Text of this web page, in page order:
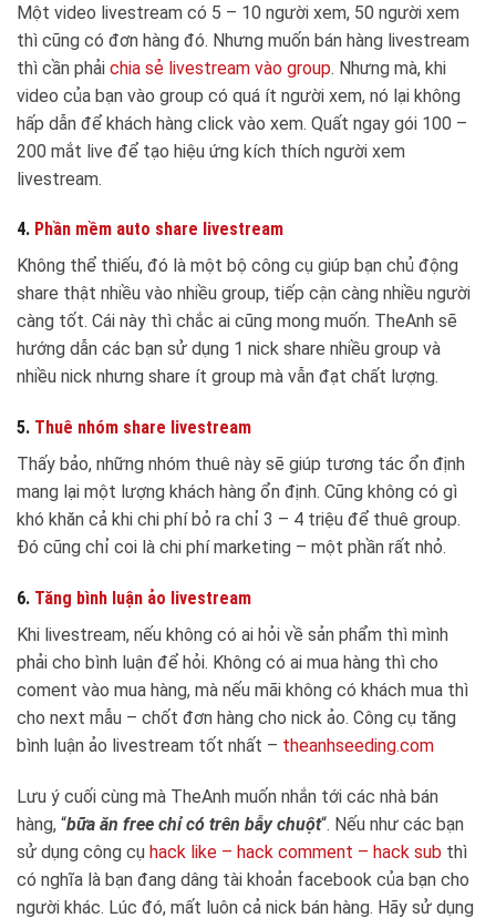
Một video livestream có 5 – 10 người xem, 50 người xem
thì cũng có đơn hàng đó. Nhưng muốn bán hàng livestream
thì cần phải chia sẻ livestream vào group. Nhưng mà, khi
video của bạn vào group có quá ít người xem, nó lại không
hấp dẫn để khách hàng click vào xem. Quất ngay gói 100 –
200 mắt live để tạo hiệu ứng kích thích người xem
livestream.
4. Phần mềm auto share livestream
Không thể thiếu, đó là một bộ công cụ giúp bạn chủ động
share thật nhiều vào nhiều group, tiếp cận càng nhiều người
càng tốt. Cái này thì chắc ai cũng mong muốn. TheAnh sẽ
hướng dẫn các bạn sử dụng 1 nick share nhiều group và
nhiều nick nhưng share ít group mà vẫn đạt chất lượng.
5. Thuê nhóm share livestream
Thấy bảo, những nhóm thuê này sẽ giúp tương tác ổn định
mang lại một lượng khách hàng ổn định. Cũng không có gì
khó khăn cả khi chi phí bỏ ra chỉ 3 – 4 triệu để thuê group.
Đó cũng chỉ coi là chi phí marketing – một phần rất nhỏ.
6. Tăng bình luận ảo livestream
Khi livestream, nếu không có ai hỏi về sản phẩm thì mình
phải cho bình luận để hỏi. Không có ai mua hàng thì cho
coment vào mua hàng, mà nếu mãi không có khách mua thì
cho next mẫu – chốt đơn hàng cho nick ảo. Công cụ tăng
bình luận ảo livestream tốt nhất – theanhseeding.com
Lưu ý cuối cùng mà TheAnh muốn nhắn tới các nhà bán
hàng, “bữa ăn free chỉ có trên bẫy chuột“. Nếu như các bạn
sử dụng công cụ hack like – hack comment – hack sub thì
có nghĩa là bạn đang dâng tài khoản facebook của bạn cho
người khác. Lúc đó, mất luôn cả nick bán hàng. Hãy sử dụng